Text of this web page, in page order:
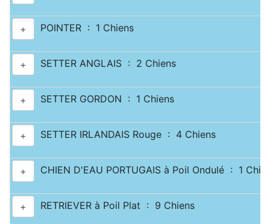
+ POINTER : 1 Chiens
+ SETTER ANGLAIS : 2 Chiens
+ SETTER GORDON : 1 Chiens
+ SETTER IRLANDAIS Rouge : 4 Chiens
+ CHIEN D'EAU PORTUGAIS à Poil Ondulé : 1
+ RETRIEVER à Poil Plat : 9 Chiens